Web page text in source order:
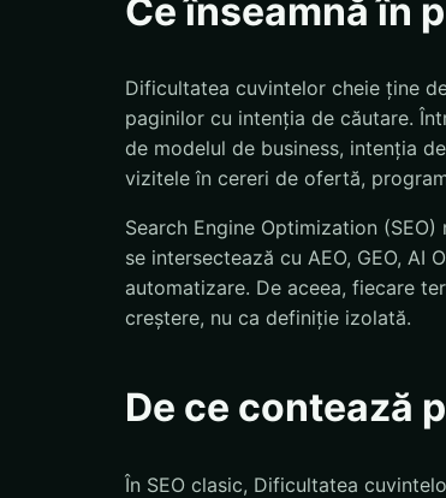
Ce înseamnă în
Dificultatea cuvintelor cheie ține
paginilor cu intenția de căutare.
de modelul de business, intenția
vizitele în cereri de ofertă,
Search Engine Optimization
se intersectează cu AEO, GEO,
automatizare. De aceea, fiecare
creștere, nu ca definiție izolată.
De ce contează
În SEO clasic, Dificultatea